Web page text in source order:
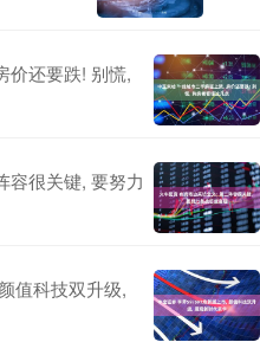
价还要跌! 别慌,
容很关键, 要努力
值科技双升级,